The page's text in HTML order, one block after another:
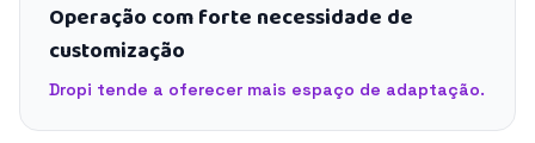
Operação com forte necessidade de
customização
Dropi tende a oferecer mais espaço de adaptação.